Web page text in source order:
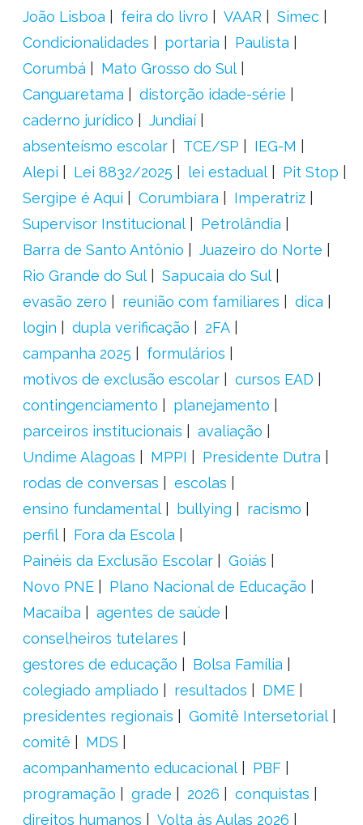
João Lisboa
feira do livro VAAR
Simec
Condicionalidades
portaria
Paulista
Corumbá
Mato Grosso do Sul
Canguaretama
distorção idade-série
caderno jurídico
Jundiaí
absenteísmo escolar
TCE/SP
IEG-M
Alepi
Lei 8832/2025 lei estadual
Pit Stop
Sergipe é Aqui
Corumbiara
Imperatriz
Supervisor Institucional
Petrolândia
Barra de Santo Antônio
Juazeiro do Norte
Rio Grande do Sul
Sapucaia do Sul
evasão zero
reunião com familiares
dica
login
dupla verificação
2FA
campanha 2025
formulários
motivos de exclusão escolar
cursos EAD
contingenciamento
planejamento
parceiros institucionais
avaliação
Undime Alagoas
MPPI
Presidente Dutra
rodas de conversas
escolas
ensino fundamental
bullying
racismo
perfil
Fora da Escola
Painéis da Exclusão Escolar
Goiás
Novo PNE
Plano Nacional de Educação
Macaíba
agentes de saúde
conselheiros tutelares
gestores de educação
Bolsa Família
colegiado ampliado
resultados
DME
presidentes regionais
Gomitê Intersetorial
comitê
MDS
acompanhamento educacional
PBF
programação
grade 2026
conquistas
direitos humanos
Volta às Aulas 2026